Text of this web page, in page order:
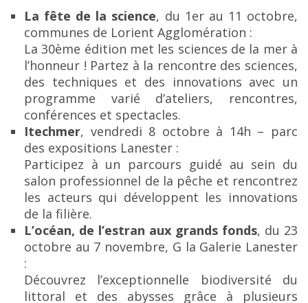
La fête de la science, du 1er au 11 octobre,
communes de Lorient Agglomération :
La 30ème édition met les sciences de la mer à
l’honneur ! Partez à la rencontre des sciences,
des techniques et des innovations avec un
programme varié d’ateliers, rencontres,
conférences et spectacles.
Itechmer, vendredi 8 octobre à 14h – parc
des expositions Lanester :
Participez à un parcours guidé au sein du
salon professionnel de la pêche et rencontrez
les acteurs qui développent les innovations
de la filière.
L’océan, de l’estran aux grands fonds, du 23
octobre au 7 novembre, G la Galerie Lanester
:
Découvrez l’exceptionnelle biodiversité du
littoral et des abysses grâce à plusieurs